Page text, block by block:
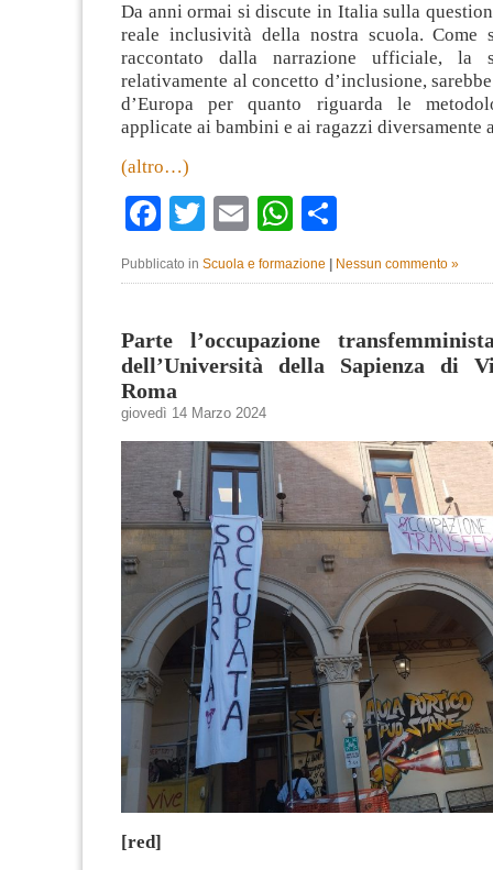
Da anni ormai si discute in Italia sulla
reale inclusività della nostra scuola. Come
raccontato dalla narrazione ufficiale, la
relativamente al concetto d’inclusione,
d’Europa per quanto riguarda le
applicate ai bambini e ai ragazzi diversamente
(altro…)
Facebook
TwitterEmailWhatsApp
Pubblicato in Scuola e formazione Nessun commento »
Parte l’occupazione
dell’Università della Sapienza di
Roma
giovedì 14 Marzo 2024
[red]